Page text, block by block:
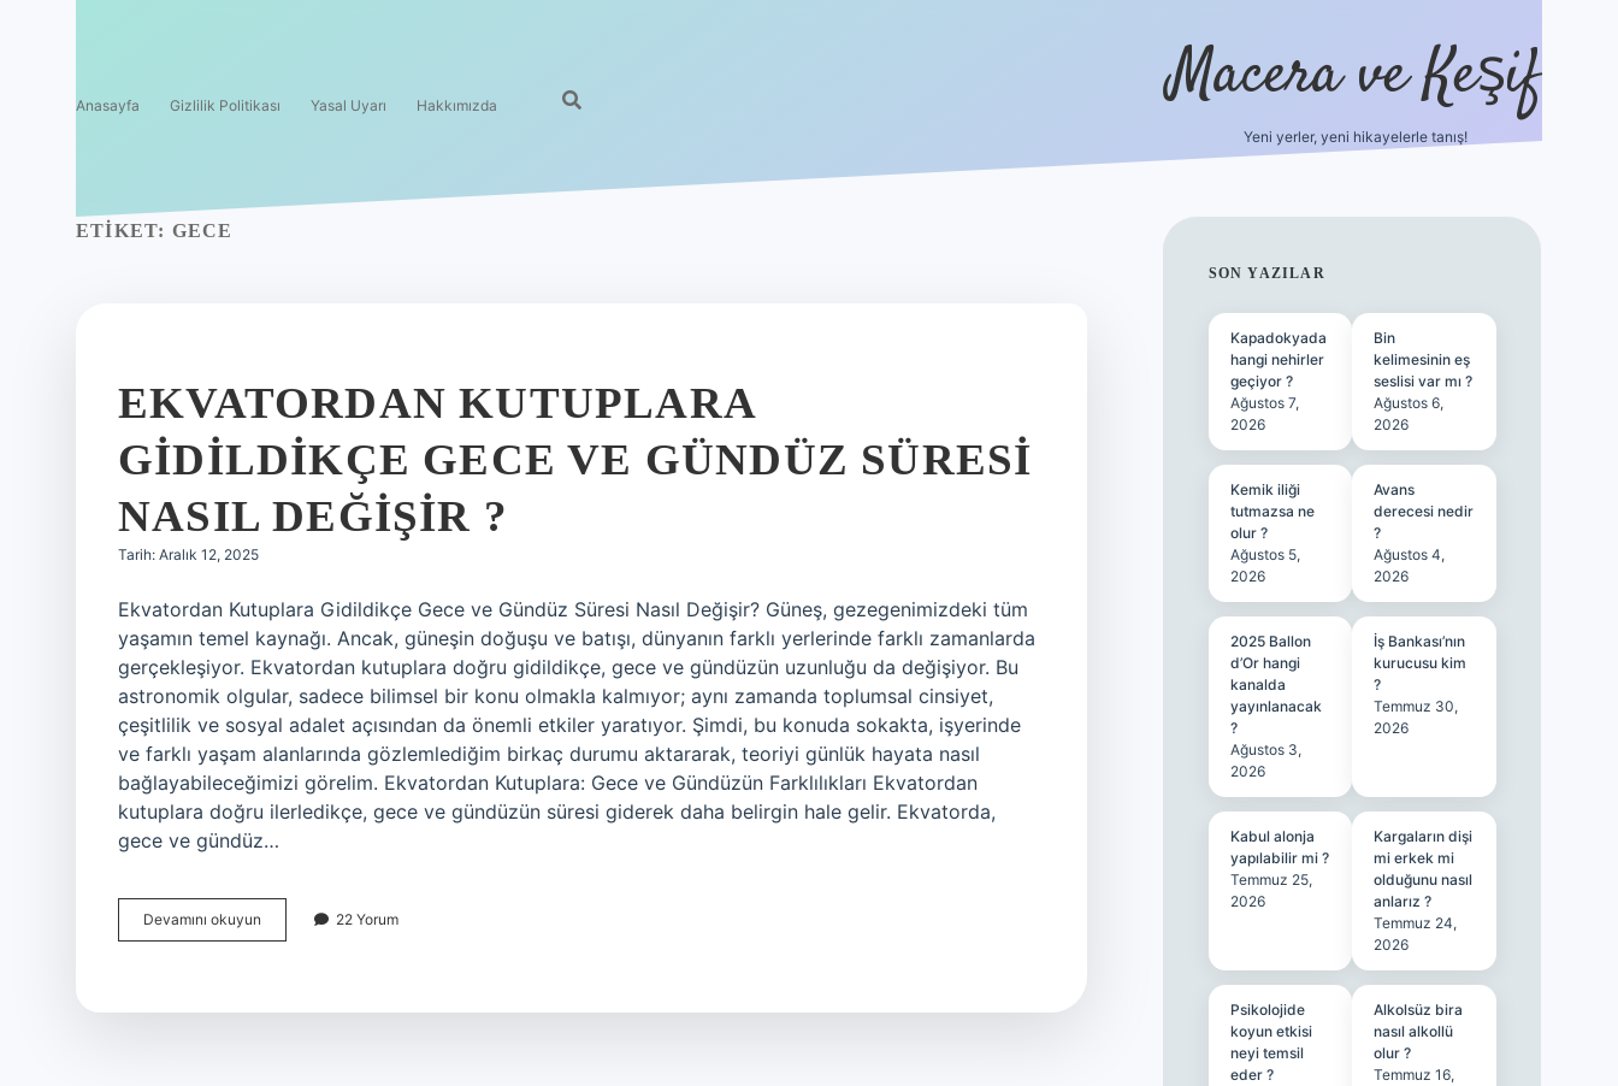
Anasayfa Gizlilik Politikası Yasal Uyarı Hakkımızda Macera ve Keşif
Yeni yerler, yeni hikayelerle tanış!
ETIKET: GECE
EKVATORDAN KUTUPLARA
GIDILDIKÇE GECE VE GÜNDÜZ SÜRESI
NASIL DEĞIŞIR ?
Tarih: Aralık 12, 2025
Ekvatordan Kutuplara Gidildikçe Gece ve Gündüz Süresi Nasıl Değişir? Güneş, gezegenimizdeki tüm
yaşamın temel kaynağı. Ancak, güneşin doğuşu ve batışı, dünyanın farklı yerlerinde farklı zamanlarda
gerçekleşiyor. Ekvatordan kutuplara doğru gidildikçe, gece ve gündüzün uzunluğu da değişiyor. Bu
astronomik olgular, sadece bilimsel bir konu olmakla kalmıyor; aynı zamanda toplumsal cinsiyet,
çeşitlilik ve sosyal adalet açısından da önemli etkiler yaratıyor. Şimdi, bu konuda sokakta, işyerinde
ve farklı yaşam alanlarında gözlemlediğim birkaç durumu aktararak, teoriyi günlük hayata nasıl
bağlayabileceğimizi görelim. Ekvatordan Kutuplara: Gece ve Gündüzün Farklılıkları Ekvatordan
kutuplara doğru ilerledikçe, gece ve gündüzün süresi giderek daha belirgin hale gelir. Ekvatorda,
gece ve gündüz…
Devamını okuyun Ekvatordan
kutuplara
22 Yorum
SIDEBAR
SON YAZILAR
Kapadokyada
hangi nehirler
geçiyor ?
Ağustos 7,
2026
Bin
kelimesinin eş
seslisi var mı ?
Ağustos 6,
2026
Kemik iliği
tutmazsa ne
olur ?
Ağustos 5,
2026
Avans
derecesi nedir
?
Ağustos 4,
2026
2025 Ballon
d’Or hangi
kanalda
yayınlanacak
?
Ağustos 3,
2026
İş Bankası’nın
kurucusu kim
?
Temmuz 30,
2026
Kabul alonja
yapılabilir mi ?
Temmuz 25,
2026
Kargaların dişi
mi erkek mi
olduğunu nasıl
anlarız ?
Temmuz 24,
2026
Psikolojide
koyun etkisi
neyi temsil
eder ?
Alkolsüz bira
nasıl alkollü
olur ?
Temmuz 16,
hiltonbet yeni giriş